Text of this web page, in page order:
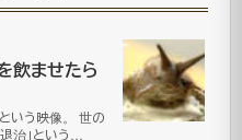
飲ませたら
いう映像。 世の
治」という…